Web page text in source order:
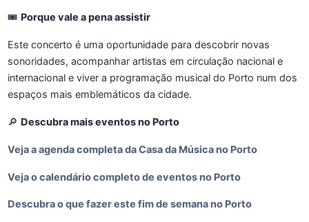
🎟️ Porque vale a pena assistir
Este concerto é uma oportunidade para descobrir novas
sonoridades, acompanhar artistas em circulação nacional e
internacional e viver a programação musical do Porto num dos
espaços mais emblemáticos da cidade.
🔎 Descubra mais eventos no Porto
Veja a agenda completa da Casa da Música no Porto
Veja o calendário completo de eventos no Porto
Descubra o que fazer este fim de semana no Porto